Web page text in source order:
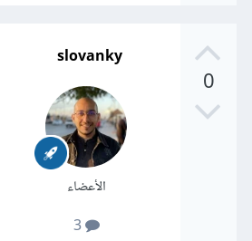
0
slovanky
الأعضاء
3